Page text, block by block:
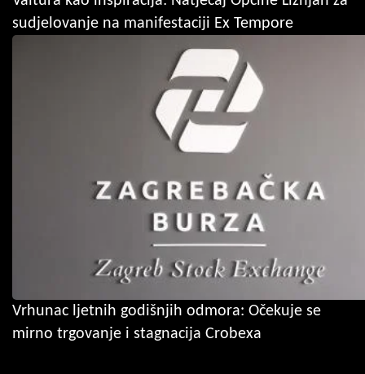
sudjelovanje na manifestaciji Ex Tempore
Vrhunac ljetnih godišnjih odmora: Očekuje se
mirno trgovanje i stagnacija Crobexa